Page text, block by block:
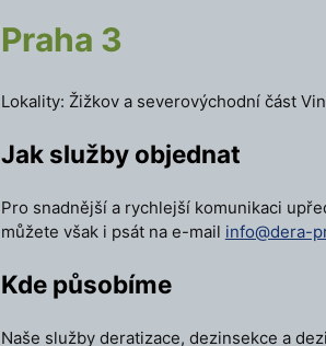
Praha 3
Lokality: Žižkov a severovýchodní část
Jak služby objednat
Pro snadnější a rychlejší komunikaci
můžete však i psát na e-mail info@dera-
Kde působíme
Naše služby deratizace, dezinsekce a